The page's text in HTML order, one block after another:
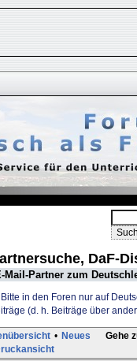
DaF-
Mail-Partner zum
Bitte in den Foren nur auf
(d. h. Beiträge über
Gehe
• Neues